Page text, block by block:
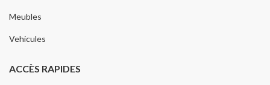
Meubles
Vehicules
ACCÈS RAPIDES